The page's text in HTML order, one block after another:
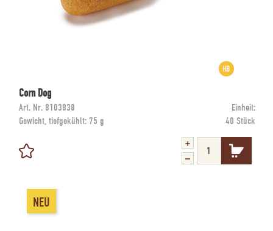
Corn Dog
Art. Nr. 8103838
Einheit:
Gewicht, tiefgekühlt: 75 g 40 Stück
NEU